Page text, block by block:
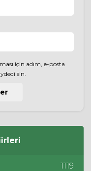
için adım, e-posta
1119